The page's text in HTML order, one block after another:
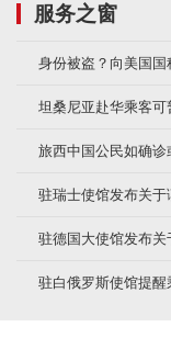
服务之窗
身份被盗？向美国
坦桑尼亚赴华乘客
旅西中国公民如确
驻瑞士使馆发布关
驻德国大使馆发布
驻白俄罗斯使馆提